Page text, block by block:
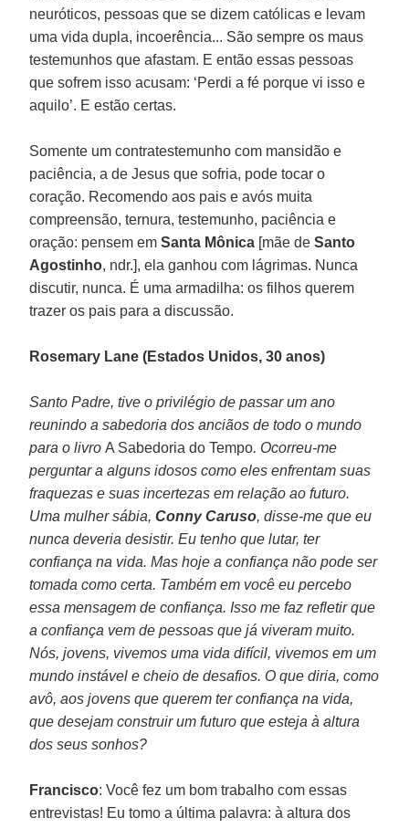
neuróticos, pessoas que se dizem católicas e levam
uma vida dupla, incoerência... São sempre os maus
testemunhos que afastam. E então essas pessoas
que sofrem isso acusam: ‘Perdi a fé porque vi isso e
aquilo’. E estão certas.
Somente um contratestemunho com mansidão e
paciência, a de Jesus que sofria, pode tocar o
coração. Recomendo aos pais e avós muita
compreensão, ternura, testemunho, paciência e
oração: pensem emSanta Mônica [mãe deSanto
Agostinho, ndr.], ela ganhou com lágrimas. Nunca
discutir, nunca. É uma armadilha: os filhos querem
trazer os pais para a discussão.
Rosemary Lane (Estados Unidos, 30 anos)
Santo Padre, tive o privilégio de passar um ano
reunindo a sabedoria dos anciãos de todo o mundo
para o livroA Sabedoria do Tempo. Ocorreu-me
perguntar a alguns idosos como eles enfrentam suas
fraquezas e suas incertezas em relação ao futuro.
Uma mulher sábia,Conny Caruso, disse-me que eu
nunca deveria desistir. Eu tenho que lutar, ter
confiança na vida. Mas hoje a confiança não pode ser
tomada como certa. Também em você eu percebo
essa mensagem de confiança. Isso me faz refletir que
a confiança vem de pessoas que já viveram muito.
Nós, jovens, vivemos uma vida difícil, vivemos em um
mundo instável e cheio de desafios. O que diria, como
avô, aos jovens que querem ter confiança na vida,
que desejam construir um futuro que esteja à altura
dos seus sonhos?
Francisco: Você fez um bom trabalho com essas
entrevistas! Eu tomo a última palavra: à altura dos